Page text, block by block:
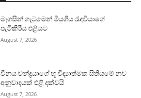
මැගසින් ගැටුමෙන් මියගිය රැඳවියාගේ
පැටිකිරිය එළියට
August 7, 2026
චීනය චන්ද්‍රයාගේ භූ විද්‍යාත්මක සිතියමේ නව
අනුවාදයක් එළි දක්වයි
August 7, 2026